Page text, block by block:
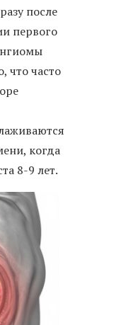
после
первого
что часто
когда
8-9 лет.